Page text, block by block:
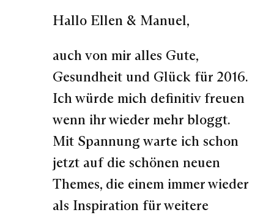
Hallo Ellen & Manuel,
auch von mir alles Gute,
Gesundheit und Glück für 2016.
Ich würde mich definitiv freuen
wenn ihr wieder mehr bloggt.
Mit Spannung warte ich schon
jetzt auf die schönen neuen
Themes, die einem immer wieder
als Inspiration für weitere